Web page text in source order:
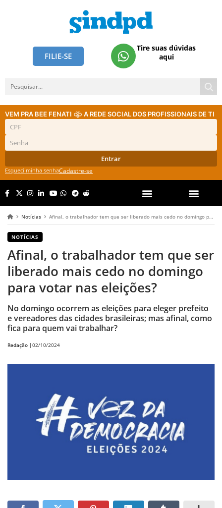
FILIE-SE
Tire suas dúvidas
aqui
VEM PRA BEE FENATI A REDE SOCIAL DOS PROFISSIONAIS DE TI
Entrar
Esqueci minha senhaCadastre-se
Notícias Afinal, o trabalhador tem que ser liberado mais cedo no domingo para votar nas eleições?
NOTÍCIAS
Afinal, o trabalhador tem que ser
liberado mais cedo no domingo
para votar nas eleições?
No domingo ocorrem as eleições para eleger prefeito
e vereadores das cidades brasileiras; mas afinal, como
fica para quem vai trabalhar?
Redação |02/10/2024